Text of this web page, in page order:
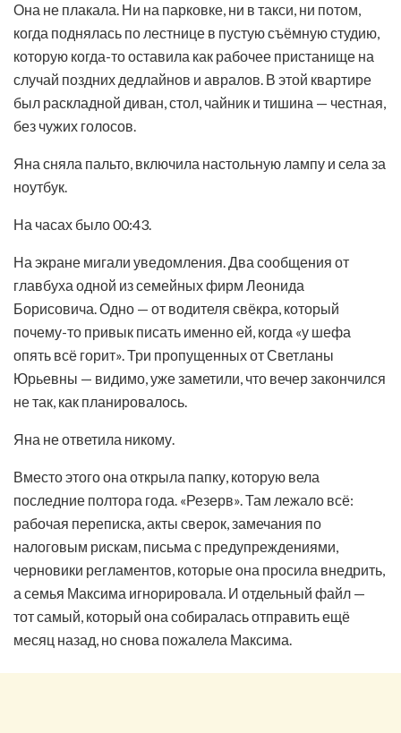
Она не плакала. Ни на парковке, ни в такси, ни потом,
когда поднялась по лестнице в пустую съёмную студию,
которую когда-то оставила как рабочее пристанище на
случай поздних дедлайнов и авралов. В этой квартире
был раскладной диван, стол, чайник и тишина — честная,
без чужих голосов.
Яна сняла пальто, включила настольную лампу и села за
ноутбук.
На часах было 00:43.
На экране мигали уведомления. Два сообщения от
главбуха одной из семейных фирм Леонида
Борисовича. Одно — от водителя свёкра, который
почему-то привык писать именно ей, когда «у шефа
опять всё горит». Три пропущенных от Светланы
Юрьевны — видимо, уже заметили, что вечер закончился
не так, как планировалось.
Яна не ответила никому.
Вместо этого она открыла папку, которую вела
последние полтора года. «Резерв». Там лежало всё:
рабочая переписка, акты сверок, замечания по
налоговым рискам, письма с предупреждениями,
черновики регламентов, которые она просила внедрить,
а семья Максима игнорировала. И отдельный файл —
тот самый, который она собиралась отправить ещё
месяц назад, но снова пожалела Максима.